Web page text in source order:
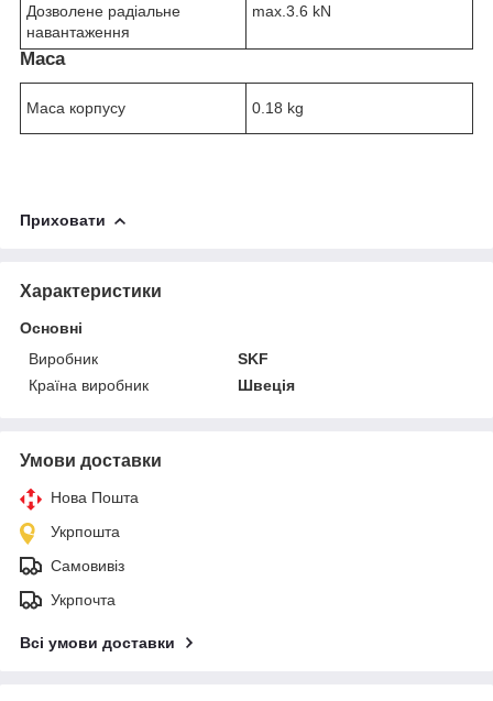
Дозволене радіальне
навантаження
max.3.6 kN
Маса
Маса корпусу 0.18 kg
Приховати
Характеристики
Основні
Виробник
SKF
Країна виробник
Швеція
Умови доставки
Нова Пошта
Укрпошта
Самовивіз
Укрпочта
Всі умови доставки